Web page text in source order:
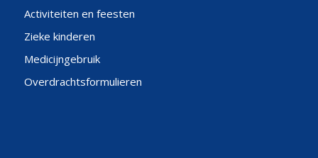
Activiteiten en feesten
Zieke kinderen
Medicijngebruik
Overdrachtsformulieren